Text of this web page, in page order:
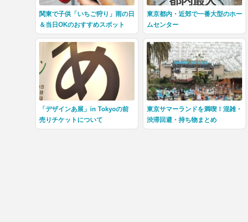
関東で子供「いちご狩り」雨の日
＆当日OKのおすすめスポット
東京都内・近郊で一番大型のホー
ムセンター
「デザインあ展」in Tokyoの前
売りチケットについて
東京サマーランドを満喫！混雑・
渋滞回避・持ち物まとめ